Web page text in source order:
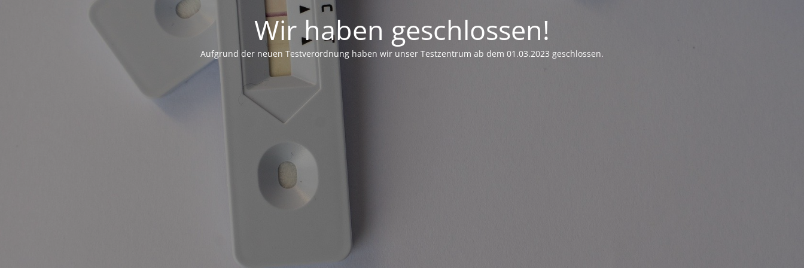
Wir haben geschlossen!
Aufgrund der neuen Testverordnung haben wir unser Testzentrum ab dem 01.03.2023 geschlossen.